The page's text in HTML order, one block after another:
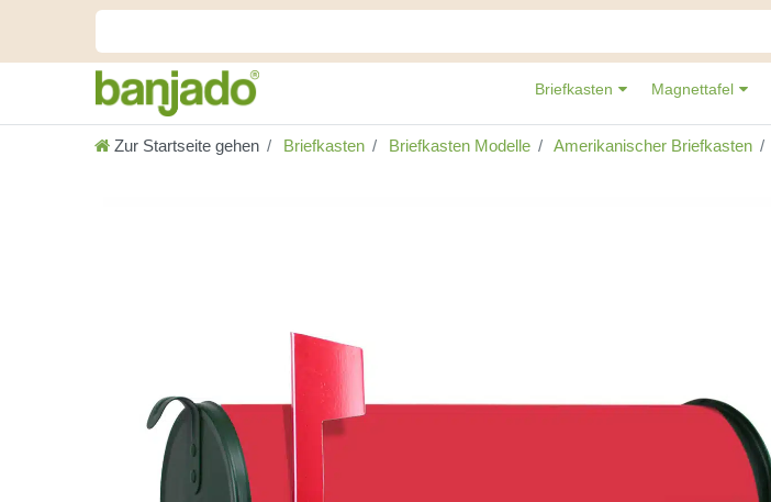
Briefkasten Magnettafel
Zur Startseite gehen Briefkasten Briefkasten Modelle Amerikanischer Briefkasten